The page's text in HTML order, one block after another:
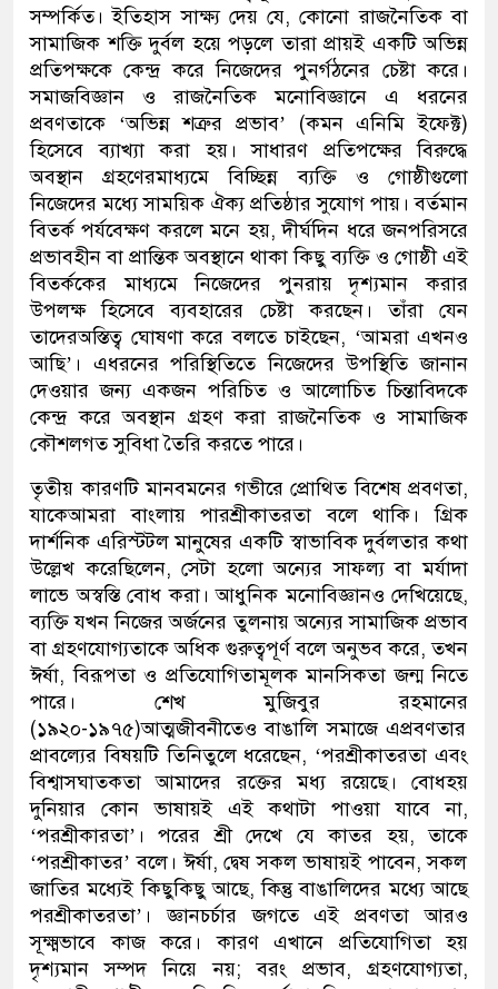
সম্পর্কিত। ইতিহাস সাক্ষ্য দেয় যে,কোনো রাজনৈতিকবা
সামাজিকশক্তি দুর্বল হয়ে পড়লে তারা প্রায়ই একটি অভিন্ন
প্রতিপক্ষকে কেন্দ্র করে নিজেদের পুনর্গঠনের চেষ্টা করে।
সমাজবিজ্ঞান ও রাজনৈতিক মনোবিজ্ঞানে এ ধরনের
প্রবণতাকে ‘অভিন্ন শত্রুর প্রভাব’ (কমন এনিমি ইফেক্ট)
হিসেবে ব্যাখ্যা করা হয়। সাধারণ প্রতিপক্ষেরবিরুদ্ধে
অবস্থানগ্রহণেরমাধ্যমে বিচ্ছিন্নব্যক্তি ওগোষ্ঠীগুলো
নিজেদের মধ্যেসাময়িক ঐক্য প্রতিষ্ঠার সুযোগ পায়। বর্তমান
বিতর্কপর্যবেক্ষণ করলেমনে হয়,দীর্ঘদিন ধরে জনপরিসরে
প্রভাবহীন বা প্রান্তিক অবস্থানে থাকা কিছু ব্যক্তি ও গোষ্ঠীএই
বিতর্ককের মাধ্যমেনিজেদের পুনরায় দৃশ্যমান করার
উপলক্ষ হিসেবে ব্যবহারের
চেষ্টা করছেন। তাঁরা যেন
তাদেরঅস্তিত্ব ঘোষণা করে বলতে চাইছেন, ‘আমরা এখনও
আছি’ । এধরনের পরিস্থিতিতেনিজেদের উপস্থিতিজানান
দেওয়ার জন্য একজন পরিচিতও আলোচিতচিন্তাবিদকে
কেন্দ্র করে অবস্থান গ্রহণ করারাজনৈতিকও সামাজিক
কৌশলগতসুবিধাতৈরি করতে পারে।
তৃতীয় কারণটি মানবমনের গভীরে প্রোথিত বিশেষ প্রবণতা,
যাকেআমরা বাংলায় পারশ্রীকাতরতা বলে থাকি। গ্রিক
দার্শনিক এরিস্টটল মানুষের একটি স্বাভাবিক দুর্বলতার কথা
উল্লেখ করেছিলেন, সেটাহলো অন্যের সাফল্যবা মর্যাদা
লাভে অস্বস্তি বোধ করা। আধুনিক মনোবিজ্ঞানও দেখিয়েছে,
ব্যক্তি যখন নিজের অর্জনের তুলনায় অন্যের সামাজিক প্রভাব
বা গ্রহণযোগ্যতাকেঅধিক গুরুত্বপূর্ণবলে অনুভব করে,তখন
ঈর্ষা, বিরূপতা ও প্রতিযোগিতামূলক মানসিকতাজন্মনিতে
পারে। শেখ মুজিবুর রহমানের
(১৯২০-১৯৭৫)আত্মজীবনীতেও বাঙালি সমাজে এপ্রবণতার
প্রাবল্যের বিষয়টি তিনিতুলে ধরেছেন, ‘পরশ্রীকাতরতা এবং
বিশ্বাসঘাতকতা আমাদের রক্তের মধ্য রয়েছে। বোধহয়
দুনিয়ার কোন ভাষায়ই এই
কথাটা পাওয়া যাবে না,
‘পরশ্রীকারতা’। পরের শ্রী দেখে যে কাতর হয়,তাকে
‘পরশ্রীকাতর’ বলে। ঈর্ষা,দ্বেষ সকল ভাষায়ই পাবেন,সকল
জাতির মধ্যেই কিছুকিছু আছে,কিন্তু বাঙালিদের মধ্যে আছে
পরশ্রীকাতরতা’।জ্ঞানচর্চার জগতে এই প্রবণতা আরও
সূক্ষ্মভাবে কাজ করে। কারণ এখানে প্রতিযোগিতা হয়
দৃশ্যমান সম্পদ নিয়ে নয়; বরং প্রভাব,গ্রহণযোগ্যতা,